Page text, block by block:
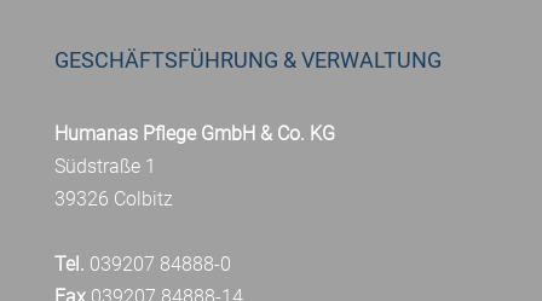
GESCHÄFTSFÜHRUNG & VERWALTUNG
Humanas Pflege GmbH & Co. KG
Südstraße 1
39326 Colbitz
Tel. 039207 84888-0